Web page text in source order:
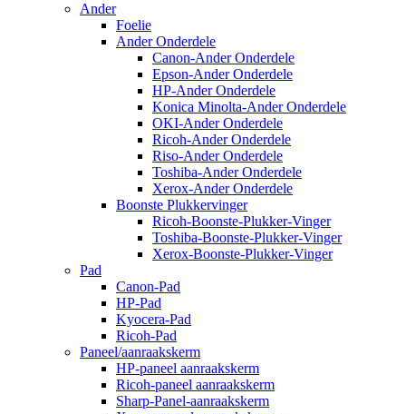
Ander
Foelie
Ander Onderdele
Canon-Ander Onderdele
Epson-Ander Onderdele
HP-Ander Onderdele
Konica Minolta-Ander Onderdele
OKI-Ander Onderdele
Ricoh-Ander Onderdele
Riso-Ander Onderdele
Toshiba-Ander Onderdele
Xerox-Ander Onderdele
Boonste Plukkervinger
Ricoh-Boonste-Plukker-Vinger
Toshiba-Boonste-Plukker-Vinger
Xerox-Boonste-Plukker-Vinger
Pad
Canon-Pad
HP-Pad
Kyocera-Pad
Ricoh-Pad
Paneel/aanraakskerm
HP-paneel aanraakskerm
Ricoh-paneel aanraakskerm
Sharp-Panel-aanraakskerm